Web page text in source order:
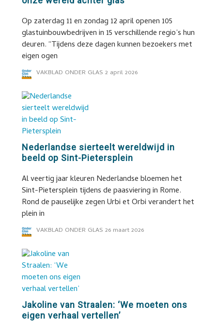
Op zaterdag 11 en zondag 12 april openen 105
glastuinbouwbedrijven in 15 verschillende regio’s hun
deuren. “Tijdens deze dagen kunnen bezoekers met
eigen ogen
VAKBLAD ONDER GLAS 2 april 2026
Nederlandse sierteelt wereldwijd in
beeld op Sint-Pietersplein
Al veertig jaar kleuren Nederlandse bloemen het
Sint-Pietersplein tijdens de paasviering in Rome.
Rond de pauselijke zegen Urbi et Orbi verandert het
plein in
VAKBLAD ONDER GLAS 26 maart 2026
Jakoline van Straalen: ‘We moeten ons
eigen verhaal vertellen’